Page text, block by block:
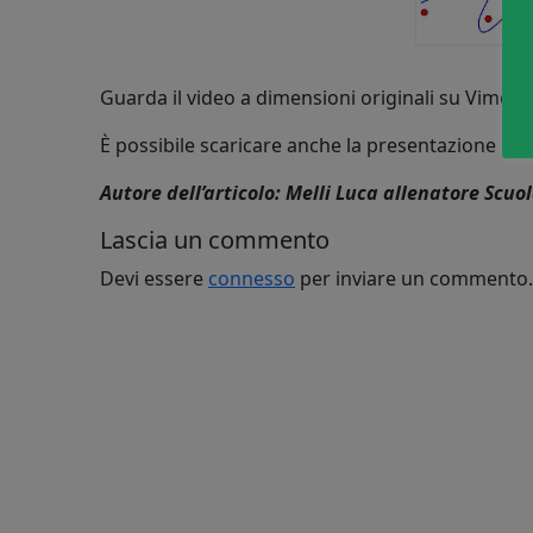
Guarda il video a dimensioni originali su Vimeo:
È possibile scaricare anche la presentazione in
Autore dell’articolo: Melli Luca allenatore
Lascia un commento
Devi essere connesso per inviare un commento.